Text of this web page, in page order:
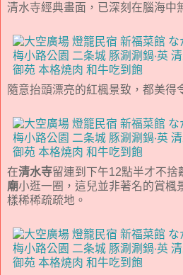
清水寺經典畫面，已深刻在腦海中
隨意抬頭漂亮的紅楓景致，都美得
在清水寺留連到下午12點半才不捨
廟小逛一圈，這兒並非著名的賞楓
樣稀稀疏疏地。